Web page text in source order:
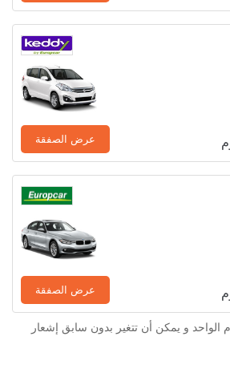
عرض الصفقة
عرض الصفقة
الواحد و يمكن أن تتغير بدون سابق إشعار